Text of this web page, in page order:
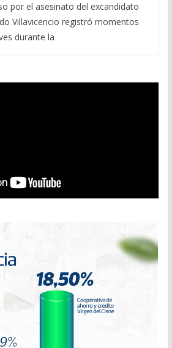
por el asesinato del excandidato
Villavicencio registró momentos
durante la